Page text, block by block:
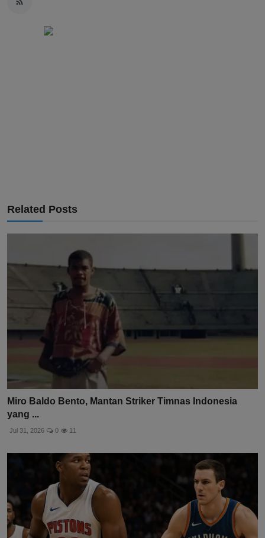
Related Posts
Miro Baldo Bento, Mantan Striker Timnas Indonesia
yang ...
Jul 31, 2026 0 11